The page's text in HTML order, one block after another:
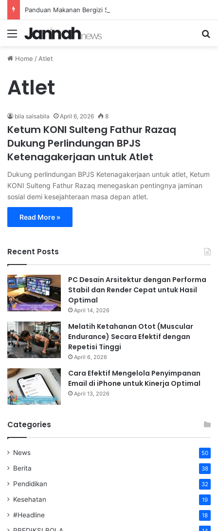
Menu
Home / Atlet
Atlet
bila salsabila April 6, 2026 8
Ketum KONI Sulteng Fathur Razaq
Dukung Perlindungan BPJS
Ketenagakerjaan untuk Atlet
Dukung perlindungan BPJS Ketenagakerjaan untuk atlet, Ketum
KONI Sulteng Fathur Razaq menegaskan pentingnya jaminan
sosial demi kesejahteraan masa depan atlet.
Read More »
Recent Posts
PC Desain Arsitektur dengan Performa
Stabil dan Render Cepat untuk Hasil
Optimal
April 14, 2026
Melatih Ketahanan Otot (Muscular
Endurance) Secara Efektif dengan
Repetisi Tinggi
April 6, 2026
Cara Efektif Mengelola Penyimpanan
Email di iPhone untuk Kinerja Optimal
April 13, 2026
Categories
News 50
Berita 38
Pendidikan 32
Kesehatan 19
#Headline 18